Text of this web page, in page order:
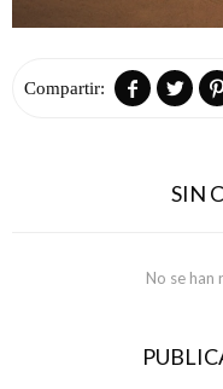
  
SIN
No se han